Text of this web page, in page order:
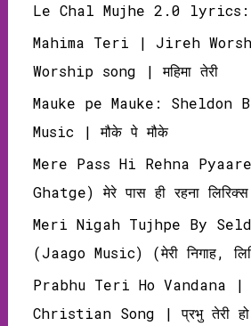
Le Chal Mujhe 2.0 lyrics:
Mahima Teri | Jireh
Worship song | महिमा तेरी
Mauke pe Mauke: Sheldon
Music | मौके पे मौके
Mere Pass Hi Rehna
Ghatge) मेरे पास ही रहना लिरिक्‍स
Meri Nigah Tujhpe By
(Jaago Music) (मेरी निगाह,
Prabhu Teri Ho Vandana
Christian Song | प्रभु तेरी हो